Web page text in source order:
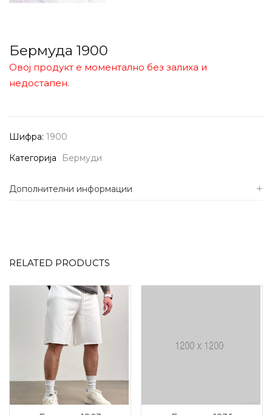
Бермуда 1900
Овој продукт е моментално без залиха и
недостапен.
Шифра: 1900
Категорија
Бермуди
Дополнителни информации
RELATED PRODUCTS